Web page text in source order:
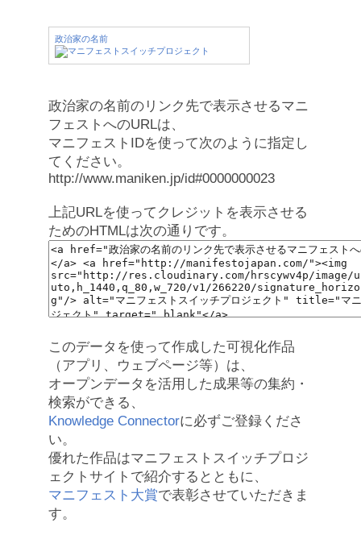
政治家の名前
政治家の名前のリンク先で表示させるマニ
フェストへのURLは、
マニフェストIDを使って次のように指定し
てください。
http://www.maniken.jp/id#0000000023
上記URLを使ってクレジットを表示させる
ためのHTMLは次の通りです。
このデータを使って作成した可視化作品
（アプリ、ウェブページ等）は、
オープンデータを活用した成果等の集約・
検索ができる、
Knowledge Connectorに必ずご登録くださ
い。
優れた作品はマニフェストスイッチプロジ
ェクトサイトで紹介するとともに、
マニフェスト大賞で表彰させていただきま
す。